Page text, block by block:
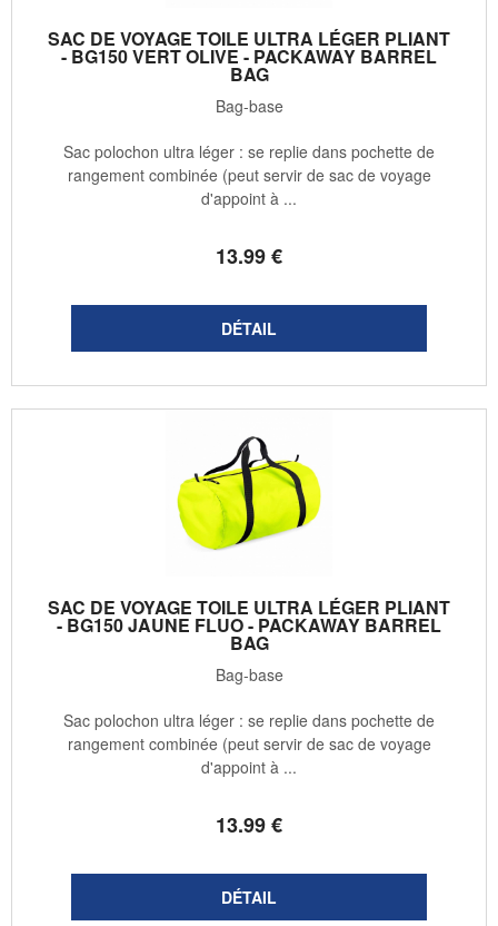
SAC DE VOYAGE TOILE ULTRA LÉGER PLIANT
- BG150 VERT OLIVE - PACKAWAY BARREL
BAG
Bag-base
13.99€
Sac polochon ultra léger : se replie dans pochette de
rangement combinée (peut servir de sac de voyage
d'appoint à ...
SAC DE VOYAGE TOILE ULTRA LÉGER PLIANT
- BG150 JAUNE FLUO - PACKAWAY BARREL
BAG
Bag-base
13.99€
Sac polochon ultra léger : se replie dans pochette de
rangement combinée (peut servir de sac de voyage
d'appoint à ...